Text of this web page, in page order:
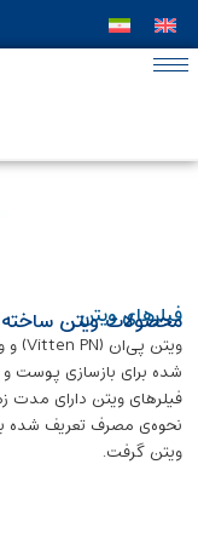
فیلر‌های ویتن
محصولات ویتن
شده برای بازسازی پوست
فیلر‌های ویتن دارای مدت
نحوه‌ی مصرف تعریف شده
ویتن گرفت.